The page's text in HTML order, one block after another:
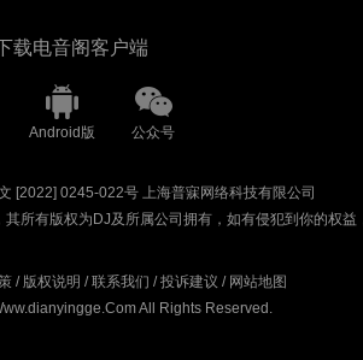
载电音阁客户端
Android版 公众号
[2022] 0245-022号 上海普寐网络科技有限公司
所有版权为DJ及所属公司拥有，如有侵犯到你的权益
/ 版权说明 /联系我们 /投诉建议 / 网站地图
All Rights Reserved.